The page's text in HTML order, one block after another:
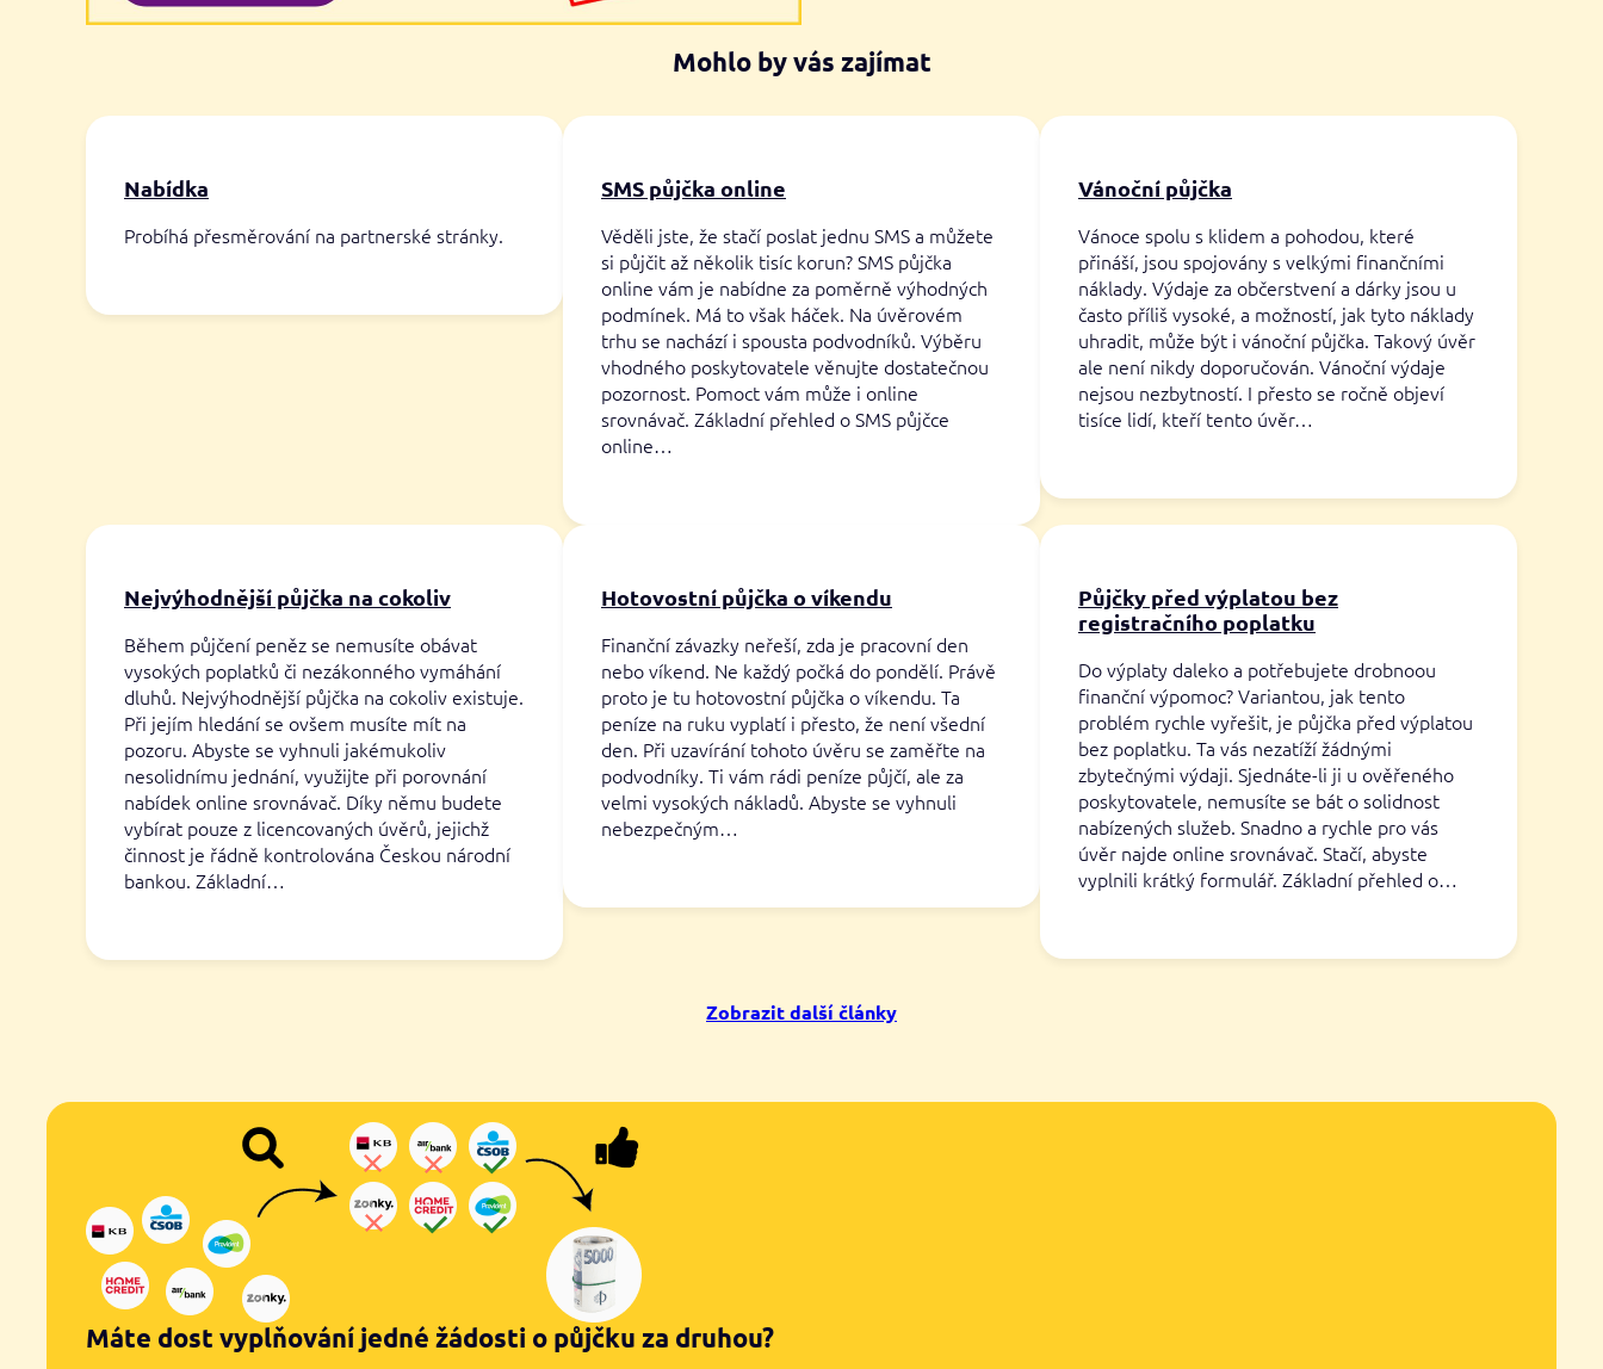
Mohlo by vás zajímat
Nabídka
Probíhá přesměrování na partnerské stránky.
SMS půjčka online
Věděli jste, že stačí poslat jednu SMS a můžete
si půjčit až několik tisíc korun? SMS půjčka
online vám je nabídne za poměrně výhodných
podmínek. Má to však háček. Na úvěrovém
trhu se nachází i spousta podvodníků. Výběru
vhodného poskytovatele věnujte dostatečnou
pozornost. Pomoct vám může i online
srovnávač. Základní přehled o SMS půjčce
online…
Vánoční půjčka
Vánoce spolu s klidem a pohodou, které
přináší, jsou spojovány s velkými finančními
náklady. Výdaje za občerstvení a dárky jsou u
často příliš vysoké, a možností, jak tyto náklady
uhradit, může být i vánoční půjčka. Takový úvěr
ale není nikdy doporučován. Vánoční výdaje
nejsou nezbytností. I přesto se ročně objeví
tisíce lidí, kteří tento úvěr…
Nejvýhodnější půjčka na cokoliv
Během půjčení peněz se nemusíte obávat
vysokých poplatků či nezákonného vymáhání
dluhů. Nejvýhodnější půjčka na cokoliv existuje.
Při jejím hledání se ovšem musíte mít na
pozoru. Abyste se vyhnuli jakémukoliv
nesolidnímu jednání, využijte při porovnání
nabídek online srovnávač. Díky němu budete
vybírat pouze z licencovaných úvěrů, jejichž
činnost je řádně kontrolována Českou národní
bankou. Základní…
Hotovostní půjčka o víkendu
Finanční závazky neřeší, zda je pracovní den
nebo víkend. Ne každý počká do pondělí. Právě
proto je tu hotovostní půjčka o víkendu. Ta
peníze na ruku vyplatí i přesto, že není všední
den. Při uzavírání tohoto úvěru se zaměřte na
podvodníky. Ti vám rádi peníze půjčí, ale za
velmi vysokých nákladů. Abyste se vyhnuli
nebezpečným…
Půjčky před výplatou bez
registračního poplatku
Do výplaty daleko a potřebujete drobnoou
finanční výpomoc? Variantou, jak tento
problém rychle vyřešit, je půjčka před výplatou
bez poplatku. Ta vás nezatíží žádnými
zbytečnými výdaji. Sjednáte-li ji u ověřeného
poskytovatele, nemusíte se bát o solidnost
nabízených služeb. Snadno a rychle pro vás
úvěr najde online srovnávač. Stačí, abyste
vyplnili krátký formulář. Základní přehled o…
Zobrazit další články
Máte dost vyplňování jedné žádosti o půjčku za druhou?